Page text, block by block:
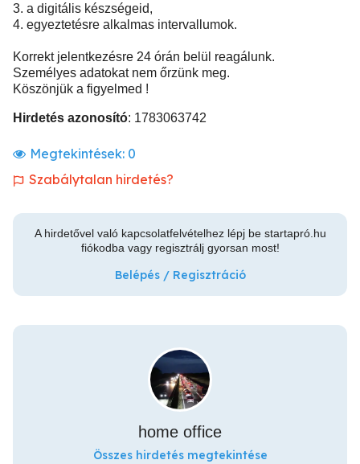
3. a digitális készségeid,
4. egyeztetésre alkalmas intervallumok.
Korrekt jelentkezésre 24 órán belül reagálunk.
Személyes adatokat nem őrzünk meg.
Köszönjük a figyelmed !
Hirdetés azonosító: 1783063742
Megtekintések: 0
Szabálytalan hirdetés?
A hirdetővel való kapcsolatfelvételhez lépj be startapró.hu
fiókodba vagy regisztrálj gyorsan most!
Belépés / Regisztráció
home office
Összes hirdetés megtekintése